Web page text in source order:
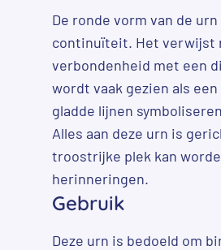
De ronde vorm van de
continuïteit. Het verwijst
verbondenheid met een
wordt vaak gezien als
gladde lijnen
Alles aan deze urn is
troostrijke plek kan
herinneringen.
Gebruik
Deze urn is bedoeld om